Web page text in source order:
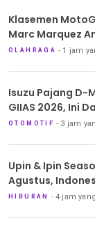
Klasemen
Marc Marquez
OLAHRAGA 1 jam
Isuzu Pajang D-
GIIAS 2026, Ini
OTOMOTIF 3 jam
Upin & Ipin
Agustus,
HIBURAN 4 jam